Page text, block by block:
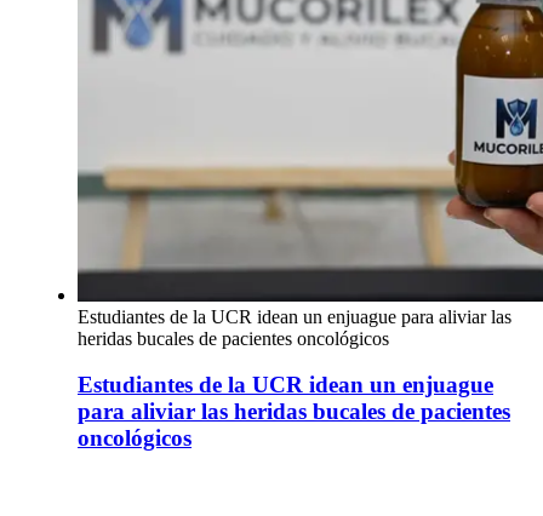
Estudiantes de la UCR idean un enjuague para aliviar las
heridas bucales de pacientes oncológicos
Estudiantes de la UCR idean un enjuague
para aliviar las heridas bucales de pacientes
oncológicos